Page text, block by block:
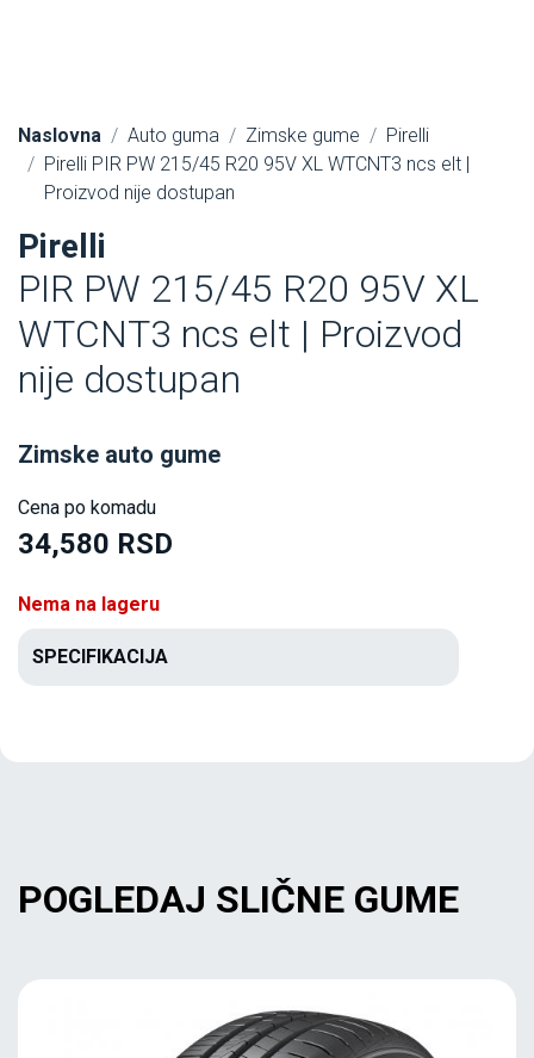
Naslovna Auto guma Zimske gume
Pirelli
Pirelli PIR PW 215/45 R20 95V XL WTCNT3 ncs elt |
Proizvod nije dostupan
Pirelli
PIR PW 215/45 R20 95V XL
WTCNT3 ncs elt | Proizvod
nije dostupan
Zimske auto gume
Cena po komadu
34,580 RSD
Nema na lageru
SPECIFIKACIJA
POGLEDAJ SLIČNE GUME